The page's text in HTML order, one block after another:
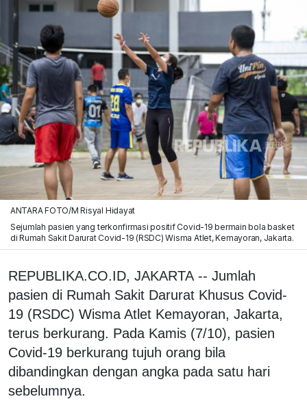
ANTARA FOTO/M Risyal Hidayat
Sejumlah pasien yang terkonfirmasi positif Covid-19 bermain bola basket
di Rumah Sakit Darurat Covid-19 (RSDC) Wisma Atlet, Kemayoran, Jakarta.
REPUBLIKA.CO.ID, JAKARTA -- Jumlah
pasien di Rumah Sakit Darurat Khusus Covid-
19 (RSDC) Wisma Atlet Kemayoran, Jakarta,
terus berkurang. Pada Kamis (7/10), pasien
Covid-19 berkurang tujuh orang bila
dibandingkan dengan angka pada satu hari
sebelumnya.